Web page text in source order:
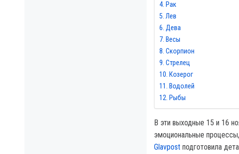
Рак
Лев
Дева
Весы
Скорпион
Стрелец
Козерог
Водолей
Рыбы
В эти выходные 15 и 16
эмоциональные
Glavpost подготовила